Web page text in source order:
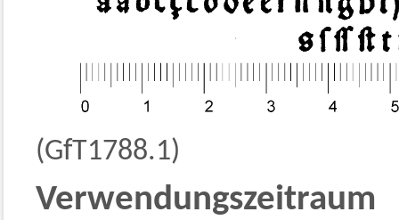
(GfT1788.1)
Verwendungszeitraum